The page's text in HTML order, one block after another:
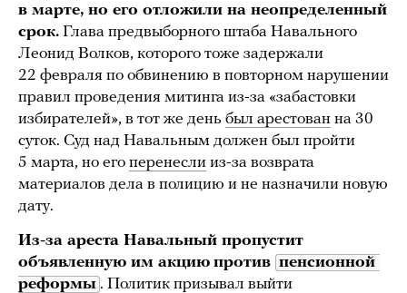
в марте, но его отложили на неопределенный
срок. Глава предвыборного штаба Навального
Леонид Волков, которого тоже задержали
22 февраля по обвинению в повторном нарушении
правил проведения митинга из-за «забастовки
избирателей», в тот же день был арестован на 30
суток. Суд над Навальным должен был пройти
5 марта, но его перенесли из-за возврата
материалов дела в полицию и не назначили новую
дату.
Из-за ареста Навальный пропустит
объявленную им акцию против пенсионной
реформы . Политик призывал выйти